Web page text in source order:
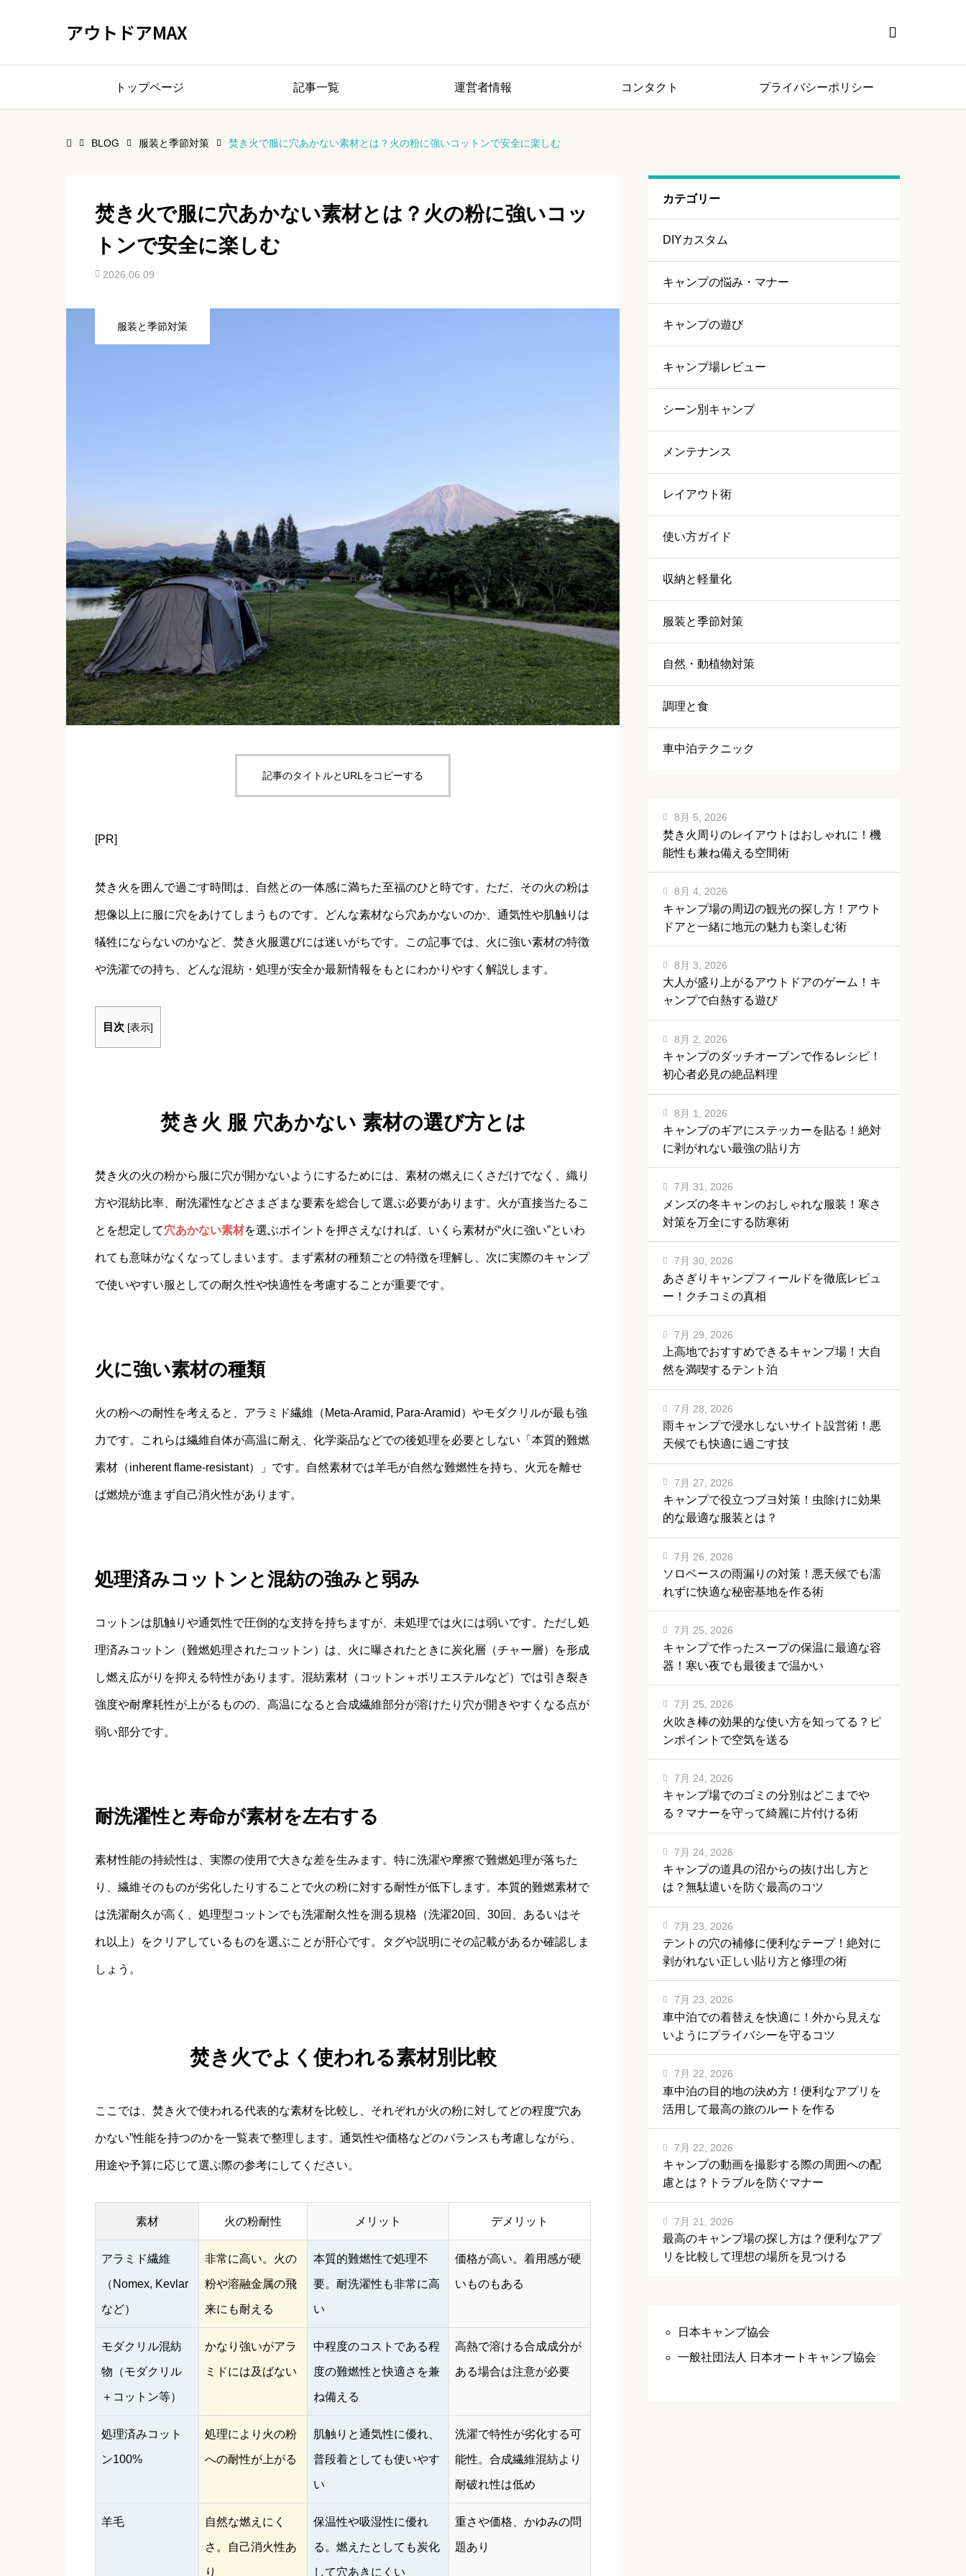
アウトドアMAX 
トップページ 記事一覧 運営者情報 コンタクト プライバシーポリシー
BLOG 服装と季節対策 焚き火で服に穴あかない素材とは？火の粉に強いコットンで安全に楽しむ
焚き火で服に穴あかない素材とは？火の粉に強いコッ
トンで安全に楽しむ
2026.06.09
服装と季節対策
記事のタイトルとURLをコピーする
[PR]
焚き火を囲んで過ごす時間は、自然との一体感に満ちた至福のひと時です。ただ、その火の粉は
想像以上に服に穴をあけてしまうものです。どんな素材なら穴あかないのか、通気性や肌触りは
犠牲にならないのかなど、焚き火服選びには迷いがちです。この記事では、火に強い素材の特徴
や洗濯での持ち、どんな混紡・処理が安全か最新情報をもとにわかりやすく解説します。
目次 [表示]
焚き火 服 穴あかない 素材の選び方とは
焚き火の火の粉から服に穴が開かないようにするためには、素材の燃えにくさだけでなく、織り
方や混紡比率、耐洗濯性などさまざまな要素を総合して選ぶ必要があります。火が直接当たるこ
とを想定して穴あかない素材を選ぶポイントを押さえなければ、いくら素材が“火に強い”といわ
れても意味がなくなってしまいます。まず素材の種類ごとの特徴を理解し、次に実際のキャンプ
で使いやすい服としての耐久性や快適性を考慮することが重要です。
火に強い素材の種類
火の粉への耐性を考えると、アラミド繊維（Meta-Aramid, Para-Aramid）やモダクリルが最も強
力です。これらは繊維自体が高温に耐え、化学薬品などでの後処理を必要としない「本質的難燃
素材（inherent flame-resistant）」です。自然素材では羊毛が自然な難燃性を持ち、火元を離せ
ば燃焼が進まず自己消火性があります。
処理済みコットンと混紡の強みと弱み
コットンは肌触りや通気性で圧倒的な支持を持ちますが、未処理では火には弱いです。ただし処
理済みコットン（難燃処理されたコットン）は、火に曝されたときに炭化層（チャー層）を形成
し燃え広がりを抑える特性があります。混紡素材（コットン＋ポリエステルなど）では引き裂き
強度や耐摩耗性が上がるものの、高温になると合成繊維部分が溶けたり穴が開きやすくなる点が
弱い部分です。
耐洗濯性と寿命が素材を左右する
素材性能の持続性は、実際の使用で大きな差を生みます。特に洗濯や摩擦で難燃処理が落ちた
り、繊維そのものが劣化したりすることで火の粉に対する耐性が低下します。本質的難燃素材で
は洗濯耐久が高く、処理型コットンでも洗濯耐久性を測る規格（洗濯20回、30回、あるいはそ
れ以上）をクリアしているものを選ぶことが肝心です。タグや説明にその記載があるか確認しま
しょう。
焚き火でよく使われる素材別比較
ここでは、焚き火で使われる代表的な素材を比較し、それぞれが火の粉に対してどの程度“穴あ
かない”性能を持つのかを一覧表で整理します。通気性や価格などのバランスも考慮しながら、
用途や予算に応じて選ぶ際の参考にしてください。
素材 火の粉耐性 メリット デメリット
アラミド繊維
（Nomex, Kevlar
など）
非常に高い。火の
粉や溶融金属の飛
来にも耐える
本質的難燃性で処理不
要。耐洗濯性も非常に高
い
価格が高い。着用感が硬
いものもある
モダクリル混紡
物（モダクリル
＋コットン等）
かなり強いがアラ
ミドには及ばない
中程度のコストである程
度の難燃性と快適さを兼
ね備える
高熱で溶ける合成成分が
ある場合は注意が必要
処理済みコット
ン100%
処理により火の粉
への耐性が上がる
肌触りと通気性に優れ、
普段着としても使いやす
い
洗濯で特性が劣化する可
能性。合成繊維混紡より
耐破れ性は低め
羊毛 自然な燃えにく
さ。自己消火性あ
り
保温性や吸湿性に優れ
る。燃えたとしても炭化
して穴あきにくい
重さや価格、かゆみの問
題あり
カテゴリー
DIYカスタム
キャンプの悩み・マナー
キャンプの遊び
キャンプ場レビュー
シーン別キャンプ
メンテナンス
レイアウト術
使い方ガイド
収納と軽量化
服装と季節対策
自然・動植物対策
調理と食
車中泊テクニック
焚き火周りのレイアウトはおしゃれに！機
能性も兼ね備える空間術
8月 5, 2026
キャンプ場の周辺の観光の探し方！アウト
ドアと一緒に地元の魅力も楽しむ術
8月 4, 2026
大人が盛り上がるアウトドアのゲーム！キ
ャンプで白熱する遊び
8月 3, 2026
キャンプのダッチオーブンで作るレシピ！
初心者必見の絶品料理
8月 2, 2026
キャンプのギアにステッカーを貼る！絶対
に剥がれない最強の貼り方
8月 1, 2026
メンズの冬キャンのおしゃれな服装！寒さ
対策を万全にする防寒術
7月 31, 2026
あさぎりキャンプフィールドを徹底レビュ
ー！クチコミの真相
7月 30, 2026
上高地でおすすめできるキャンプ場！大自
然を満喫するテント泊
7月 29, 2026
雨キャンプで浸水しないサイト設営術！悪
天候でも快適に過ごす技
7月 28, 2026
キャンプで役立つブヨ対策！虫除けに効果
的な最適な服装とは？
7月 27, 2026
ソロベースの雨漏りの対策！悪天候でも濡
れずに快適な秘密基地を作る術
7月 26, 2026
キャンプで作ったスープの保温に最適な容
器！寒い夜でも最後まで温かい
7月 25, 2026
火吹き棒の効果的な使い方を知ってる？ピ
ンポイントで空気を送る
7月 25, 2026
キャンプ場でのゴミの分別はどこまでや
る？マナーを守って綺麗に片付ける術
7月 24, 2026
キャンプの道具の沼からの抜け出し方と
は？無駄遣いを防ぐ最高のコツ
7月 24, 2026
テントの穴の補修に便利なテープ！絶対に
剥がれない正しい貼り方と修理の術
7月 23, 2026
車中泊での着替えを快適に！外から見えな
いようにプライバシーを守るコツ
7月 23, 2026
車中泊の目的地の決め方！便利なアプリを
活用して最高の旅のルートを作る
7月 22, 2026
キャンプの動画を撮影する際の周囲への配
慮とは？トラブルを防ぐマナー
7月 22, 2026
最高のキャンプ場の探し方は？便利なアプ
リを比較して理想の場所を見つける
7月 21, 2026
日本キャンプ協会
一般社団法人 日本オートキャンプ協会